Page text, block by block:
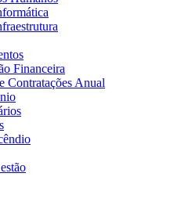
Financeira
Contratações Anual